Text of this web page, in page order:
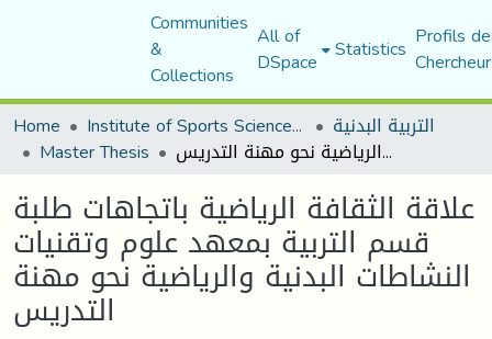
Communities
&
Collections
All of
DSpace Statistics Profils
Home
Institute of Sports Sciences and Techniques التربية البدنية
Master Thesis علاقة الثقافة الرياضية باتجاهات طلبة قسم التربية بمعهد علوم وتقنيات النشاطات البدنية والرياضية نحو مهنة التدريس
علاقة الثقافة الرياضية باتجاهات طلبة
قسم التربية بمعهد علوم وتقنيات
النشاطات البدنية والرياضية نحو مهنة
التدريس